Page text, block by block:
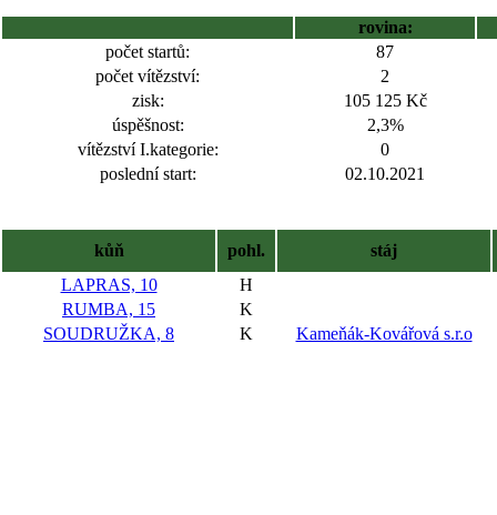
rovina:
počet startů:
87
počet vítězství:
2
zisk:
105 125 Kč
úspěšnost:
2,3%
vítězství I.kategorie:
0
poslední start:
02.10.2021
kůň pohl.
stáj
LAPRAS, 10
H
RUMBA, 15
K
SOUDRUŽKA, 8
K Kameňák-Kovářová s.r.o